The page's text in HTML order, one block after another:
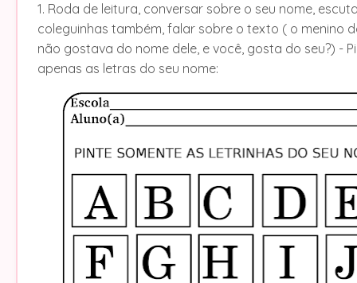
1. Roda de leitura, conversar sobre o seu nome,
coleguinhas também, falar sobre o texto ( o menino
não gostava do nome dele, e você, gosta do seu?) -
apenas as letras do seu nome: